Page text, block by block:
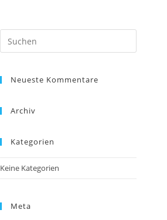
Escape
Neueste Kommentare
Archiv
Kategorien
Keine Kategorien
Meta